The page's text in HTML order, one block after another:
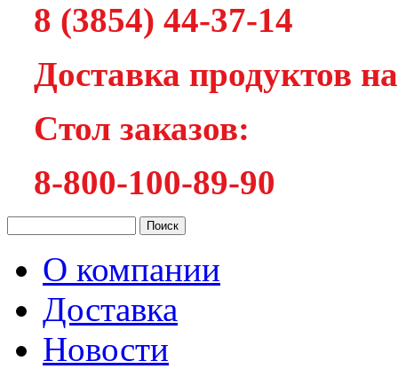
8 (3854) 44-37-14
Доставка продуктов
Cтол заказов:
8-800-100-89-90
О компании
Доставка
Новости